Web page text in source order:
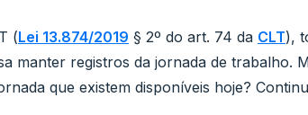
(Lei 13.874/2019 § 2º do art. 74 da CLT),
manter registros da jornada de trabalho.
que existem disponíveis hoje?